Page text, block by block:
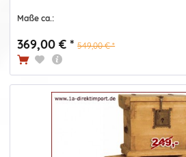
Maße ca.:
369,00 € * 549,00 € *